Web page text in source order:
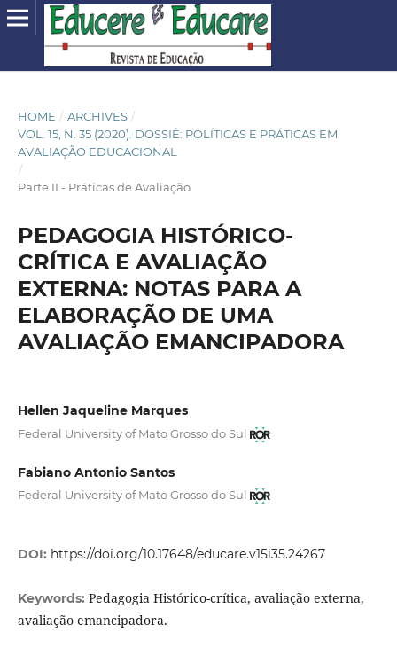
HOME / ARCHIVES /
VOL. 15, N. 35 (2020). DOSSIÊ: POLÍTICAS E PRÁTICAS EM
AVALIAÇÃO EDUCACIONAL
/
Parte II - Práticas de Avaliação
PEDAGOGIA HISTÓRICO-
CRÍTICA E AVALIAÇÃO
EXTERNA: NOTAS PARA A
ELABORAÇÃO DE UMA
AVALIAÇÃO EMANCIPADORA
Hellen Jaqueline Marques
Federal University of Mato Grosso do Sul
Fabiano Antonio Santos
Federal University of Mato Grosso do Sul
DOI: https://doi.org/10.17648/educare.v15i35.24267
Keywords: Pedagogia Histórico-crítica, avaliação externa,
avaliação emancipadora.